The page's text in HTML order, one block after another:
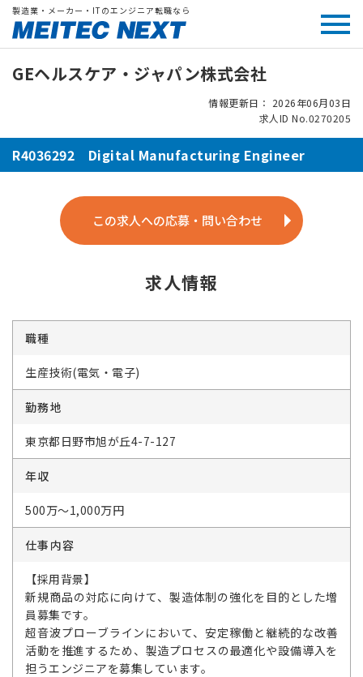
製造業・メーカー・ITのエンジニア転職なら
GEヘルスケア・ジャパン株式会社
情報更新日： 2026年06月03日
求人ID No.0270205
R4036292 Digital Manufacturing Engineer
この求人への応募・問い合わせ
求人情報
職種
生産技術(電気・電子)
勤務地
東京都日野市旭が丘4-7-127
年収
500万～1,000万円
仕事内容
【採用背景】
新規商品の対応に向けて、製造体制の強化を目的とした増
員募集です。
超音波プローブラインにおいて、安定稼働と継続的な改善
活動を推進するため、製造プロセスの最適化や設備導入を
担うエンジニアを募集しています。